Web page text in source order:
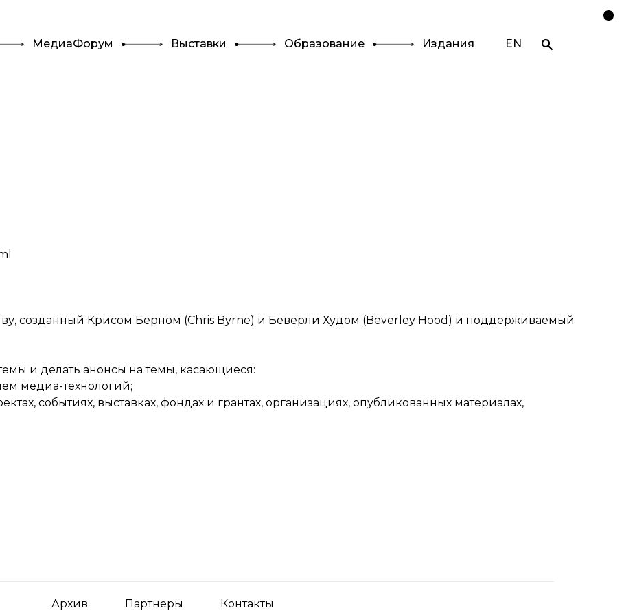
МедиаФорум Выставки Образование Издания EN
созданный Крисом Берном (Chris Byrne) и Беверли Худом (Beverley Hood) и поддерживаемый
и делать анонсы на темы, касающиеся:
медиа-технологий;
событиях, выставках, фондах и грантах, организациях, опубликованных материалах,
Архив Партнеры Контакты